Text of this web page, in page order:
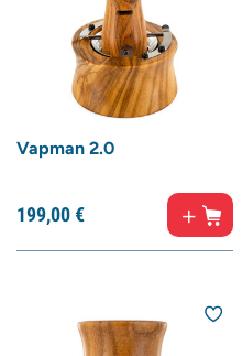
Vapman 2.0
199,00€